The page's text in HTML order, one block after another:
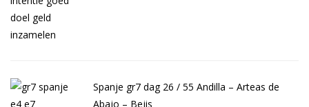
Spanje gr7 dag 26 / 55 Andilla – Arteas de
Abajo – Bejis